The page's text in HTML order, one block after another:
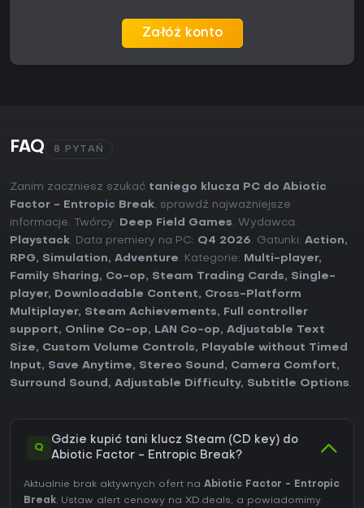
Załóż konto
FAQ 8 PYTAŃ
Zanim zaczniesz szukać taniego klucza PC do Abiotic
Factor - Entropic Break, sprawdź najważniejsze
informacje. Twórcy:
Deep Field Games. Wydawca:
Playstack. Data premiery na PC: Q4 2026. Gatunki: Action,
RPG, Simulation, Adventure. Kategorie: Multi-player,
Family Sharing, Co-op, Steam Trading Cards, Single-
player, Downloadable Content, Cross-Platform
Multiplayer, Steam Achievements,
Full controller
support, Online Co-op, LAN Co-op, Adjustable Text
Size, Custom Volume Controls,
Playable without Timed
Input, Save Anytime, Stereo Sound , Camera Comfort,
Surround Sound , Adjustable Difficulty, Subtitle Options.
Q
Gdzie kupić tani klucz Steam (CD key) do
Abiotic Factor - Entropic Break?
Aktualnie brak aktywnych ofert na Abiotic Factor - Entropic
Break. Ustaw alert cenowy na XD.deals, a powiadomimy